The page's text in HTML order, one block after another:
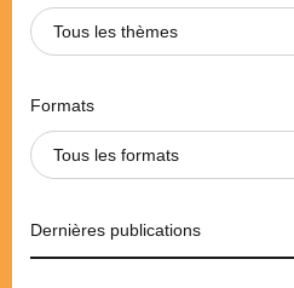
Tous les thèmes
Formats
Tous les formats
Dernières publications